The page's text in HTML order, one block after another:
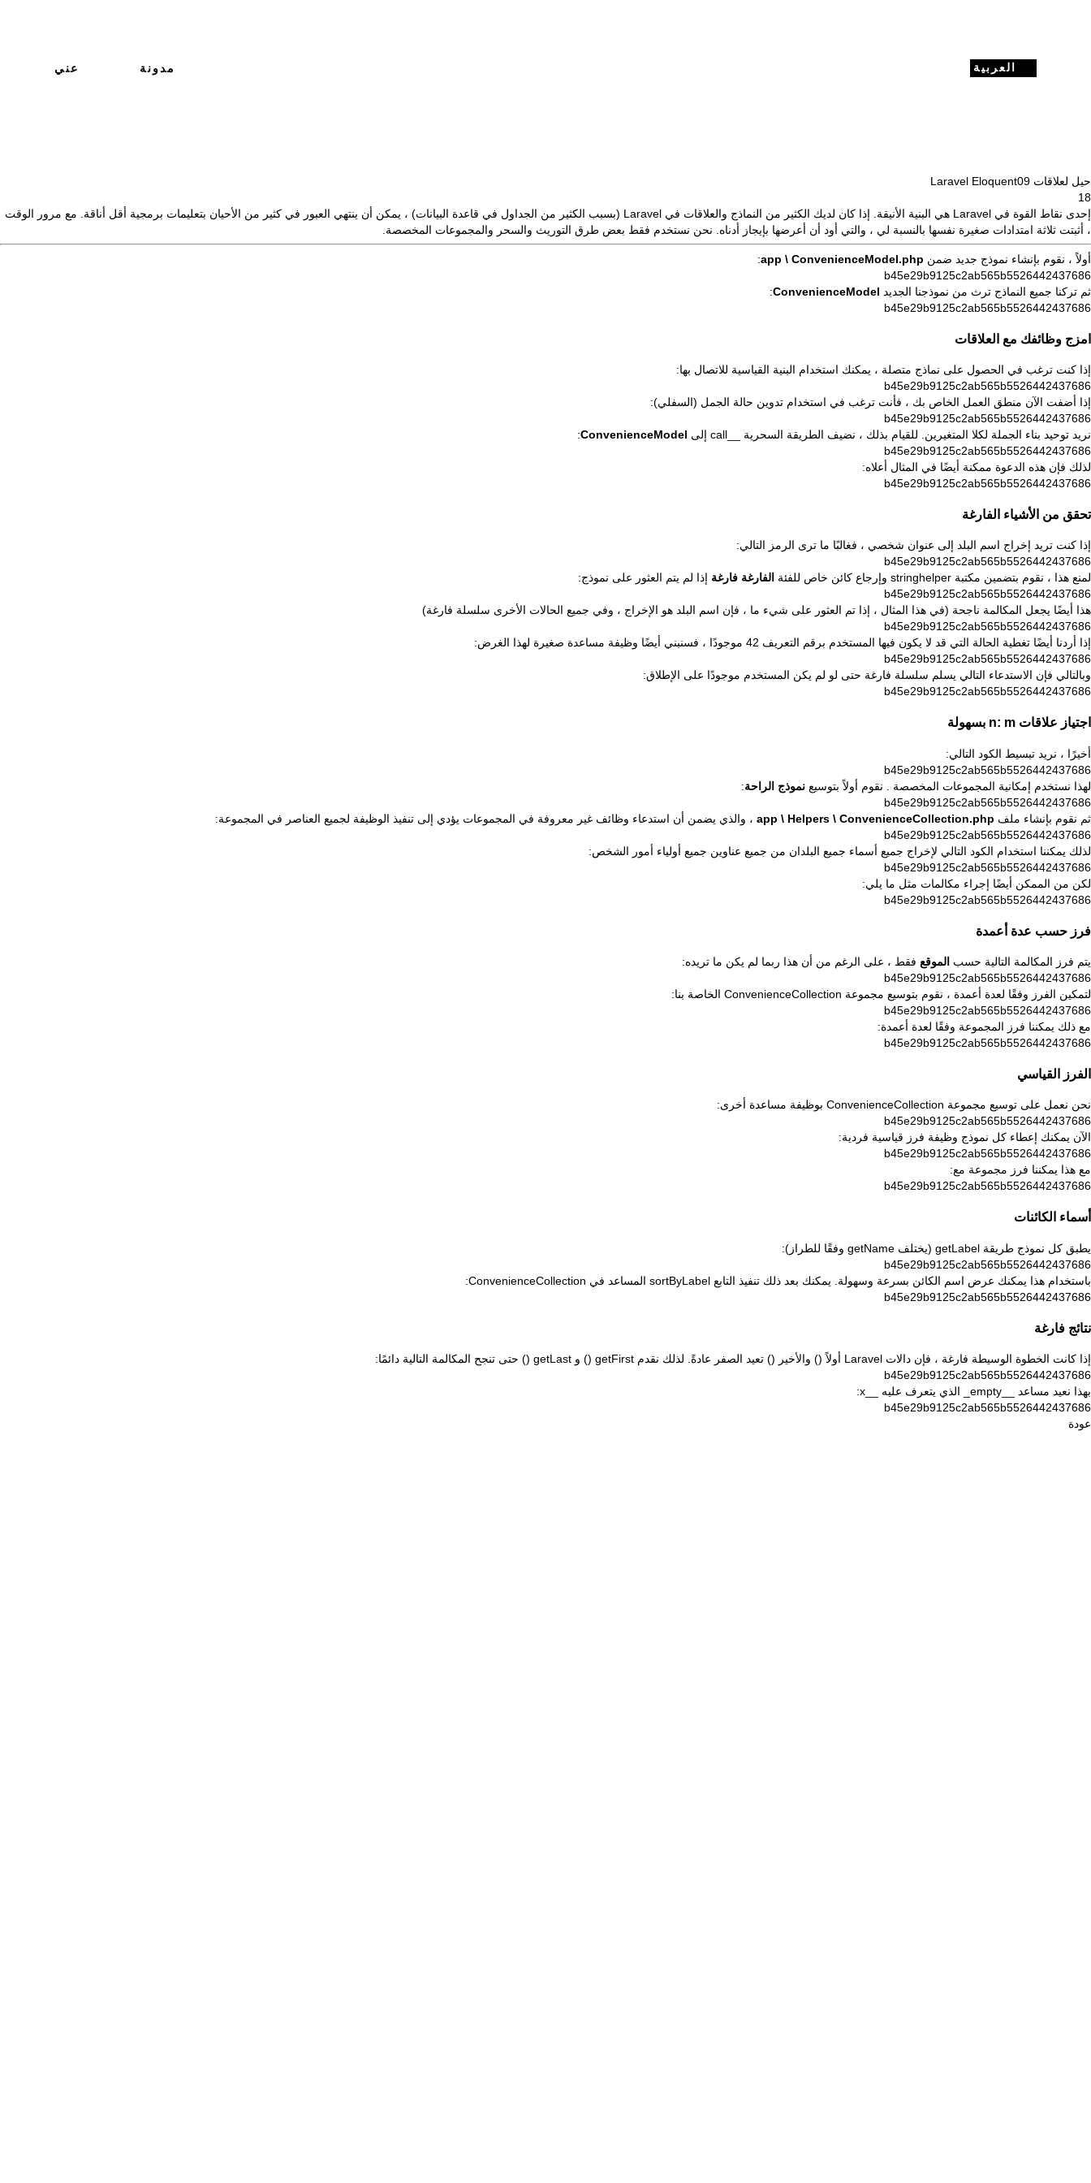
عني مدونة العربية
حيل لعلاقات Laravel Eloquent 09
18
إحدى نقاط القوة في Laravel
هي البنية الأنيقة. إذا كان لديك الكثير من النماذج والعلاقات في Laravel (بسبب الكثير من الجداول في قاعدة البيانات) ، يمكن أن ينتهي العبور في كثير من الأحيان بتعليمات برمجية أقل أناقة. مع مرور الوقت
، أثبتت ثلاثة امتدادات صغيرة نفسها بالنسبة لي ، والتي أود أن أعرضها بإيجاز أدناه. نحن نستخدم فقط بعض طرق التوريث والسحر والمجموعات المخصصة.
أولاً ، نقوم بإنشاء نموذج جديد ضمن app \ ConvenienceModel.php
:
b45e29b9125c2ab565b5526442437686
ثم تركنا جميع النماذج ترث من نموذجنا الجديد ConvenienceModel
:
b45e29b9125c2ab565b5526442437686
امزج وظائفك مع العلاقات
إذا كنت ترغب في الحصول على نماذج متصلة ، يمكنك استخدام البنية القياسية للاتصال بها:
b45e29b9125c2ab565b5526442437686
إذا أضفت الآن منطق العمل الخاص بك ، فأنت ترغب في استخدام تدوين حالة الجمل (السفلي):
b45e29b9125c2ab565b5526442437686
نريد توحيد بناء الجملة لكلا المتغيرين. للقيام بذلك ، نضيف الطريقة السحرية
إلى ConvenienceModel
:
b45e29b9125c2ab565b5526442437686
لذلك فإن هذه الدعوة ممكنة أيضًا في المثال أعلاه:
b45e29b9125c2ab565b5526442437686
تحقق من الأشياء الفارغة
إذا كنت تريد إخراج اسم البلد إلى عنوان شخصي ، فغالبًا ما ترى الرمز التالي:
b45e29b9125c2ab565b5526442437686
لمنع هذا ، نقوم بتضمين مكتبة stringhelper وإرجاع كائن خاص للفئة الفارغة فارغة إذا لم يتم العثور على نموذج:
b45e29b9125c2ab565b5526442437686
هذا أيضًا يجعل المكالمة ناجحة (في هذا المثال ، إذا تم العثور على شيء ما ، فإن اسم البلد هو الإخراج ، وفي جميع الحالات الأخرى سلسلة فارغة)
b45e29b9125c2ab565b5526442437686
إذا أردنا أيضًا تغطية الحالة التي قد لا يكون فيها المستخدم برقم التعريف 42 موجودًا ، فسنبني أيضًا وظيفة مساعدة صغيرة لهذا الغرض:
b45e29b9125c2ab565b5526442437686
وبالتالي فإن الاستدعاء التالي يسلم سلسلة فارغة حتى لو لم يكن المستخدم موجودًا على الإطلاق:
b45e29b9125c2ab565b5526442437686
اجتياز علاقات n: m بسهولة
أخيرًا ، نريد تبسيط الكود التالي:
b45e29b9125c2ab565b5526442437686
لهذا نستخدم إمكانية المجموعات المخصصة . نقوم أولاً بتوسيع نموذج الراحة:
b45e29b9125c2ab565b5526442437686
ثم نقوم بإنشاء ملف app \ Helpers \ ConvenienceCollection.php ، والذي يضمن أن استدعاء وظائف غير معروفة في المجموعات يؤدي إلى تنفيذ الوظيفة لجميع العناصر في المجموعة:
b45e29b9125c2ab565b5526442437686
لذلك يمكننا استخدام الكود التالي لإخراج جميع أسماء جميع البلدان من جميع عناوين جميع أولياء أمور الشخص:
b45e29b9125c2ab565b5526442437686
لكن من الممكن أيضًا إجراء مكالمات مثل ما يلي:
b45e29b9125c2ab565b5526442437686
فرز حسب عدة أعمدة
يتم فرز المكالمة التالية حسب الموقع فقط ، على الرغم من أن هذا ربما لم يكن ما تريده:
b45e29b9125c2ab565b5526442437686
لتمكين الفرز وفقًا لعدة أعمدة ، نقوم بتوسيع مجموعة ConvenienceCollection الخاصة بنا:
b45e29b9125c2ab565b5526442437686
مع ذلك يمكننا فرز المجموعة وفقًا لعدة أعمدة:
b45e29b9125c2ab565b5526442437686
الفرز القياسي
نحن نعمل على توسيع مجموعة ConvenienceCollection بوظيفة مساعدة أخرى:
b45e29b9125c2ab565b5526442437686
الآن يمكنك إعطاء كل نموذج وظيفة فرز قياسية فردية:
b45e29b9125c2ab565b5526442437686
مع هذا يمكننا فرز مجموعة مع:
b45e29b9125c2ab565b5526442437686
أسماء الكائنات
يطبق كل نموذج طريقة getLabel (يختلف getName وفقًا للطراز):
b45e29b9125c2ab565b5526442437686
باستخدام هذا يمكنك عرض اسم الكائن بسرعة وسهولة. يمكنك بعد ذلك تنفيذ التابع sortByLabel المساعد في ConvenienceCollection:
b45e29b9125c2ab565b5526442437686
نتائج فارغة
إذا كانت الخطوة الوسيطة فارغة ، فإن دالات Laravel أولاً () والأخير () تعيد الصفر عادةً. لذلك نقدم getFirst () و getLast () حتى تنجح المكالمة التالية دائمًا:
b45e29b9125c2ab565b5526442437686
بهذا نعيد مساعد __empty_ الذي يتعرف عليه __x:
b45e29b9125c2ab565b5526442437686
عودة